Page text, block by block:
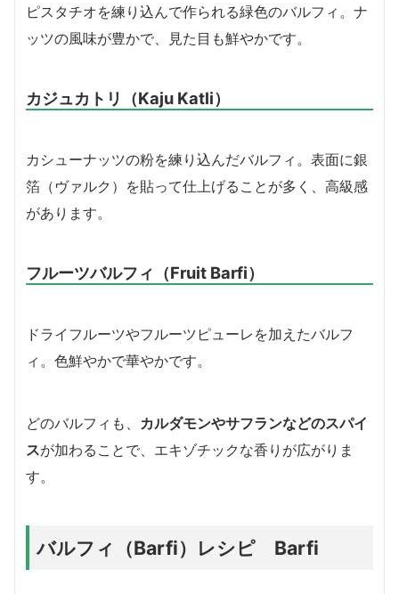
ピスタチオを練り込んで作られる緑色のバルフィ。ナ
ッツの風味が豊かで、見た目も鮮やかです。
カジュカトリ（Kaju Katli）
カシューナッツの粉を練り込んだバルフィ。表面に銀
箔（ヴァルク）を貼って仕上げることが多く、高級感
があります。
フルーツバルフィ（Fruit Barfi）
ドライフルーツやフルーツピューレを加えたバルフ
ィ。色鮮やかで華やかです。
どのバルフィも、 カルダモンやサフランなどのスパイ
スが加わることで、エキゾチックな香りが広がりま
す。
バルフィ（Barfi）レシピ Barfi